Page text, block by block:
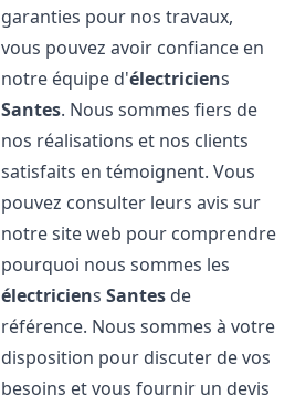
garanties pour nos travaux,
vous pouvez avoir confiance en
notre équipe d'électriciens
Santes. Nous sommes fiers de
nos réalisations et nos clients
satisfaits en témoignent. Vous
pouvez consulter leurs avis sur
notre site web pour comprendre
pourquoi nous sommes les
électriciensSantes de
référence. Nous sommes à votre
disposition pour discuter de vos
besoins et vous fournir un devis